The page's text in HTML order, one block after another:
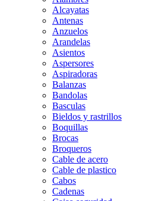
Alcayatas
Antenas
Anzuelos
Arandelas
Asientos
Aspersores
Aspiradoras
Balanzas
Bandolas
Basculas
Bieldos y rastrillos
Boquillas
Brocas
Broqueros
Cable de acero
Cable de plastico
Cabos
Cadenas